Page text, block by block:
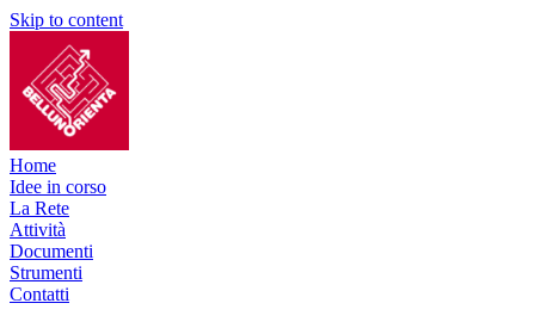
Skip to content
Home
Idee in corso
La Rete
Attività
Documenti
Strumenti
Contatti